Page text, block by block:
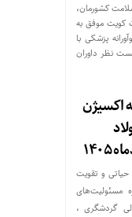
کشورمان،
کویت موفق به
پزشکی با
نظر داوران
اکسیژن
و تقویت
مسئولیت‌های
گردشگری ،